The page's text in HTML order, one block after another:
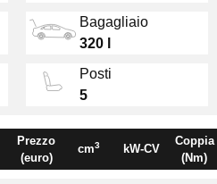
e i consumi dichiarati: 0-
(8,5 nella versione
Bagagliaio
320 l
Posti
5
Prezzo
(euro)
cm3 kW-CV
Coppia
(Nm)